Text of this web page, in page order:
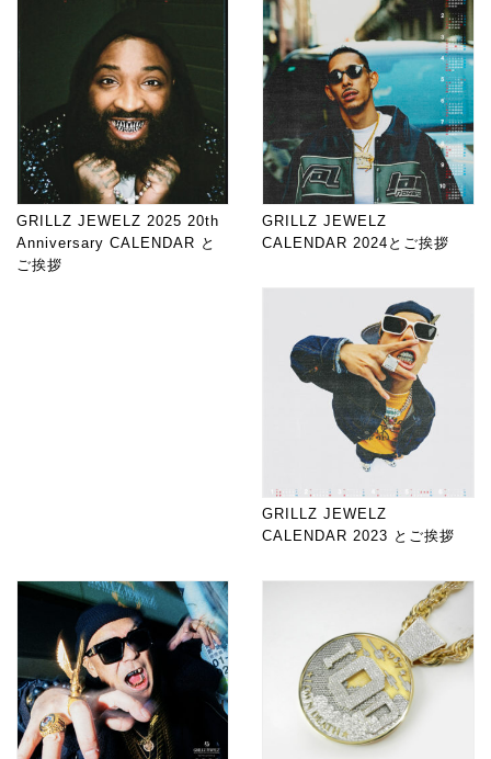
GRILLZ JEWELZ 2025 20th
Anniversary CALENDAR と
ご挨拶
GRILLZ JEWELZ
CALENDAR 2024とご挨拶
GRILLZ JEWELZ
CALENDAR 2023 とご挨拶